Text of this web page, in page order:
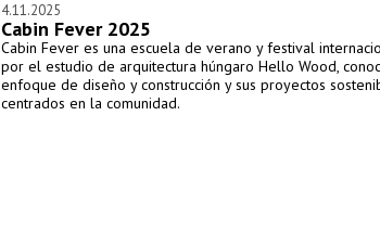
4.11.2025
Cabin Fever 2025
Cabin Fever es una escuela de verano y festival
por el estudio de arquitectura húngaro Hello Wood,
enfoque de diseño y construcción y sus proyectos
centrados en la comunidad.